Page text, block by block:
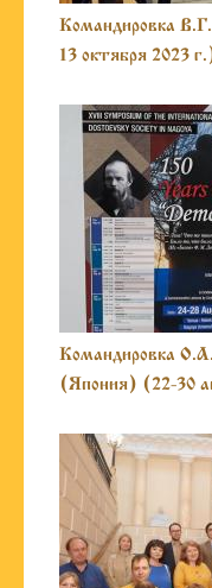
Командировка
13 октября 2023
Командировка
(Япония) (22-30